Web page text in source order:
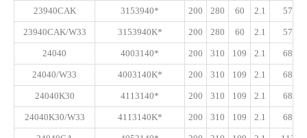
23940CAK 3153940* 200 280 60 2.1 575
23940CAK/W33 3153940K* 200 280 60 2.1 575
24040 4003140* 200 310 109 2.1 685
24040/W33 4003140K* 200 310 109 2.1 685
24040K30 4113140* 200 310 109 2.1 685
24040K30/W33 4113140K* 200 310 109 2.1 685